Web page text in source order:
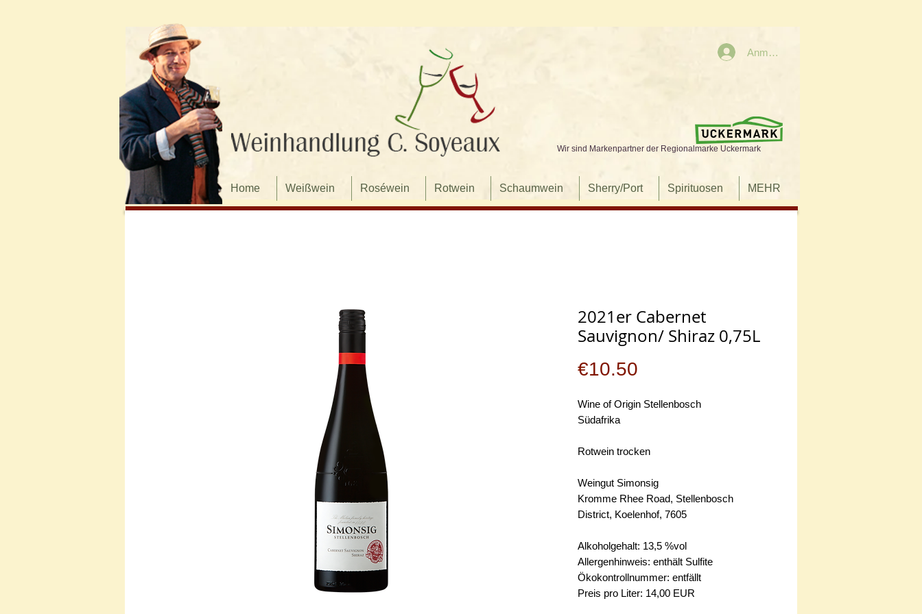
Wir sind Markenpartner der Regionalmarke Uckermark
Home Weißwein Roséwein Rotwein Schaumwein Sherry/Port Spirituosen MEHR
Anmelden
2021er Cabernet
Sauvignon/ Shiraz 0,75L
€10.50
Wine of Origin Stellenbosch
Südafrika
Rotwein trocken
Weingut Simonsig
Kromme Rhee Road, Stellenbosch
District, Koelenhof, 7605
Alkoholgehalt: 13,5 %vol
Allergenhinweis: enthält Sulfite
Ökokontrollnummer: entfällt
Preis pro Liter: 14,00 EUR